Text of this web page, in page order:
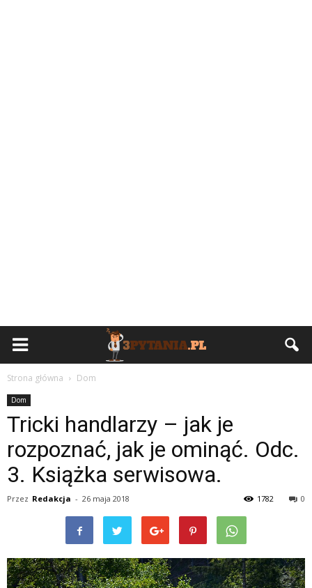
Strona główna Dom
Dom
Tricki handlarzy – jak je
rozpoznać, jak je ominąć. Odc.
3. Książka serwisowa.
Przez Redakcja - 26 maja 2018 0
1782